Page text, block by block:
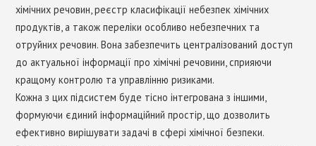
хімічних речовин, реєстр класифікації небезпек хімічних
продуктів, а також переліки особливо небезпечних та
отруйних речовин. Вона забезпечить централізований доступ
до актуальної інформації про хімічні речовини, сприяючи
кращому контролю та управлінню ризиками.
Кожна з цих підсистем буде тісно інтегрована з іншими,
формуючи єдиний інформаційний простір, що дозволить
ефективно вирішувати задачі в сфері хімічної безпеки.